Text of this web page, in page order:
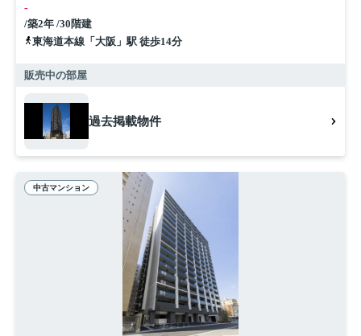
-
/築2年 /30階建
東海道本線「大阪」駅 徒歩14分
販売中の部屋
過去掲載物件
中古マンション